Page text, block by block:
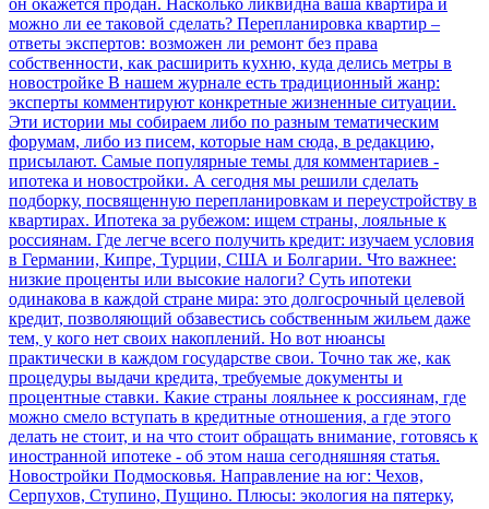
можно ли ее таковой сделать? Перепланировка квартир –
ответы экспертов: возможен ли ремонт без права
собственности, как расширить кухню, куда делись метры в
новостройке В нашем журнале есть традиционный жанр:
эксперты комментируют конкретные жизненные ситуации.
Эти истории мы собираем либо по разным тематическим
форумам, либо из писем, которые нам сюда, в редакцию,
присылают. Самые популярные темы для комментариев -
ипотека и новостройки. А сегодня мы решили сделать
подборку, посвященную перепланировкам и переустройству в
квартирах. Ипотека за рубежом: ищем страны, лояльные к
россиянам. Где легче всего получить кредит: изучаем условия
в Германии, Кипре, Турции, США и Болгарии. Что важнее:
низкие проценты или высокие налоги? Суть ипотеки
одинакова в каждой стране мира: это долгосрочный целевой
кредит, позволяющий обзавестись собственным жильем даже
тем, у кого нет своих накоплений. Но вот нюансы
практически в каждом государстве свои. Точно так же, как
процедуры выдачи кредита, требуемые документы и
процентные ставки. Какие страны лояльнее к россиянам, где
можно смело вступать в кредитные отношения, а где этого
делать не стоит, и на что стоит обращать внимание, готовясь к
иностранной ипотеке - об этом наша сегодняшняя статья.
Новостройки Подмосковья. Направление на юг: Чехов,
Серпухов, Ступино, Пущино. Плюсы: экология на пятерку,